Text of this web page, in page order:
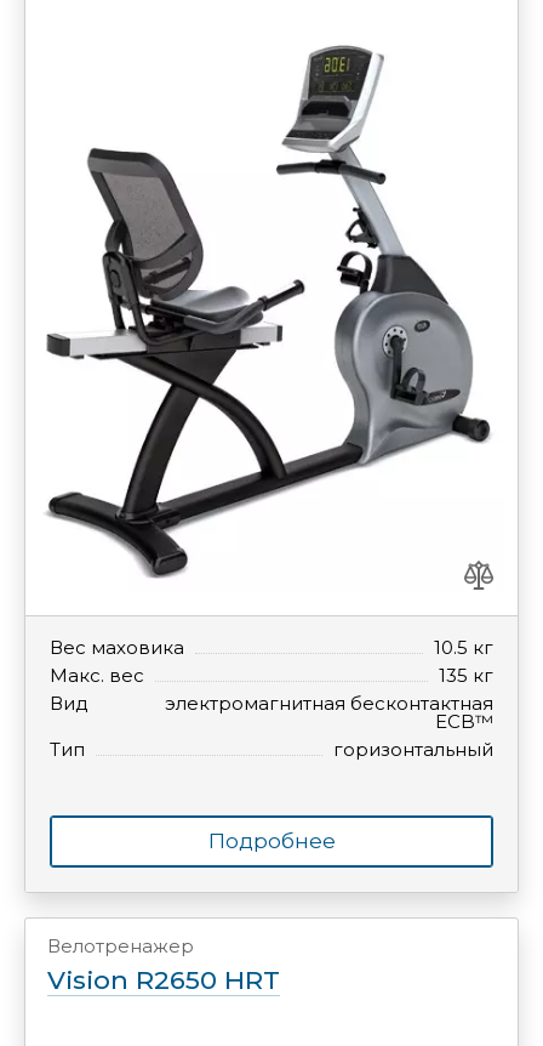
Вес маховика
10.5 кг
Макс. вес
135 кг
Вид
электромагнитная бесконтактная
ECB™
Тип
горизонтальный
Подробнее
Велотренажер
Vision R2650 HRT